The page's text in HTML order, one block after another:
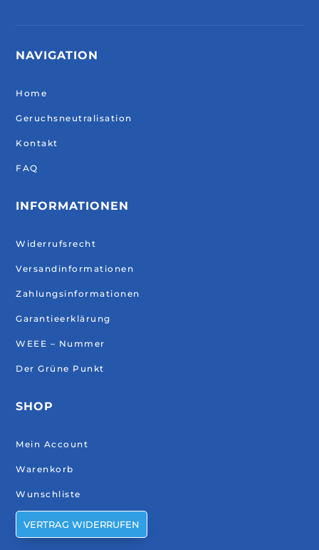
NAVIGATION
Home
Geruchsneutralisation
Kontakt
FAQ
INFORMATIONEN
Widerrufsrecht
Versandinformationen
Zahlungsinformationen
Garantieerklärung
WEEE – Nummer
Der Grüne Punkt
SHOP
Mein Account
Warenkorb
Wunschliste
VERTRAG WIDERRUFEN